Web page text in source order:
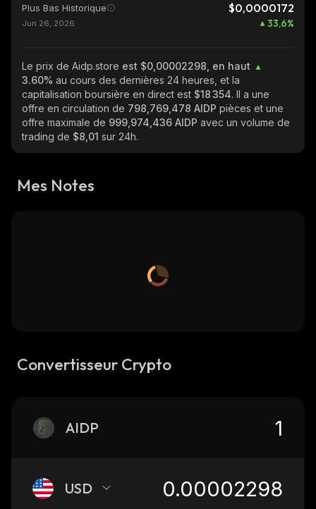
Plus Bas Historique $0,0000172
Jun 26, 2026 33,6%
Le prix de Aidp.store est $0,00002298, en haut
3.60% au cours des dernières 24 heures, et la
capitalisation boursière en direct est $18 354. Il a une
offre en circulation de 798,769,478 AIDP pièces et une
offre maximale de 999,974,436 AIDP avec un volume de
trading de $8,01 sur 24h.
Mes Notes
Convertisseur Crypto
AIDP
USD